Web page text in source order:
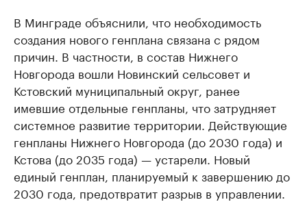
В Минграде объяснили, что необходимость
создания нового генплана связана с рядом
причин. В частности, в состав Нижнего
Новгорода вошли Новинский сельсовет и
Кстовский муниципальный округ, ранее
имевшие отдельные генпланы, что затрудняет
системное развитие территории. Действующие
генпланы Нижнего Новгорода (до 2030 года) и
Кстова (до 2035 года) — устарели. Новый
единый генплан, планируемый к завершению до
2030 года, предотвратит разрыв в управлении.